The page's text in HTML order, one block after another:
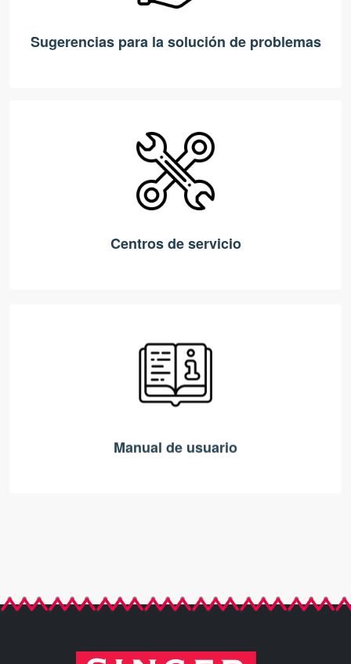
Sugerencias para la solución de problemas
Centros de servicio
Manual de usuario